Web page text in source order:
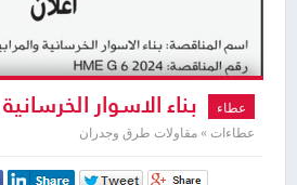
عطاء بناء الاسوار
الحجرية
عطاءات » مقاولات طرق وجدران